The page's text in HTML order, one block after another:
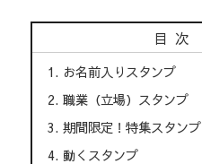
目次
お名前入りスタンプ
職業（立場）スタンプ
期間限定！特集スタンプ
動くスタンプ